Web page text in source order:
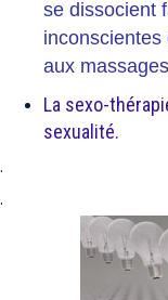
se dissocient
aux
La sexo-
sexualité.
.
.